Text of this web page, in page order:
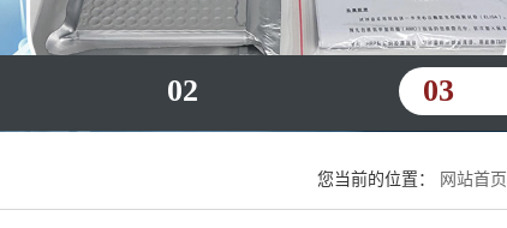
02 03
您当前的位置： 网站首页